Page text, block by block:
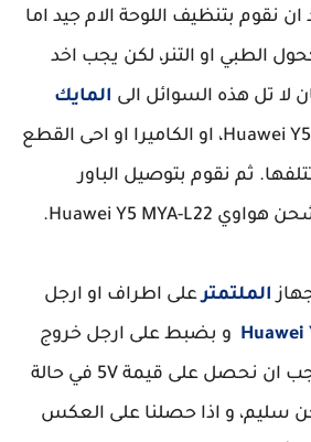
ان نقوم بتنظيف اللوحة الام جيد اما
الطبي او التنر، لكن يجب اخد
لا تل هذه السوائل الى المايك
Huawei Y5 MYA-L22، او الكاميرا او احى القطع
ثم نقوم بتوصيل الباور
هواوي Huawei Y5 MYA-L22.
الملتمتر على اطراف او ارجل
Huawei و بضبط على ارجل خروج
التيار الكهربائي، و يجب ان نحصل على قيمة 5V في حالة
سليم، و اذا حصلنا على العكس